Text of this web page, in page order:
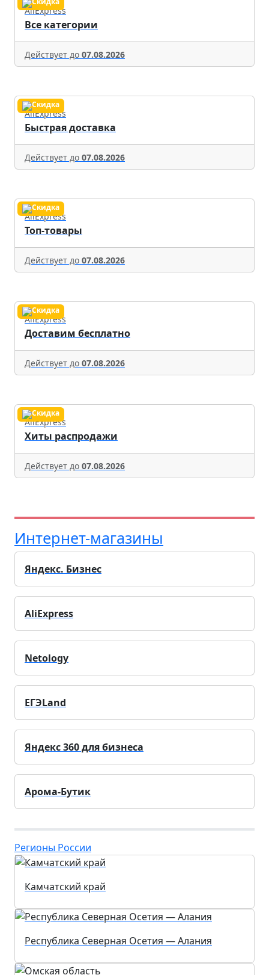
AliExpress
Все категории
Действует до 07.08.2026
AliExpress
Быстрая доставка
Действует до 07.08.2026
AliExpress
Топ-товары
Действует до 07.08.2026
AliExpress
Доставим бесплатно
Действует до 07.08.2026
AliExpress
Хиты распродажи
Действует до 07.08.2026
Интернет-магазины
Яндекс. Бизнес
AliExpress
Netology
ЕГЭLand
Яндекс 360 для бизнеса
Арома-Бутик
Регионы России
Камчатский край
Республика Северная Осетия — Алания